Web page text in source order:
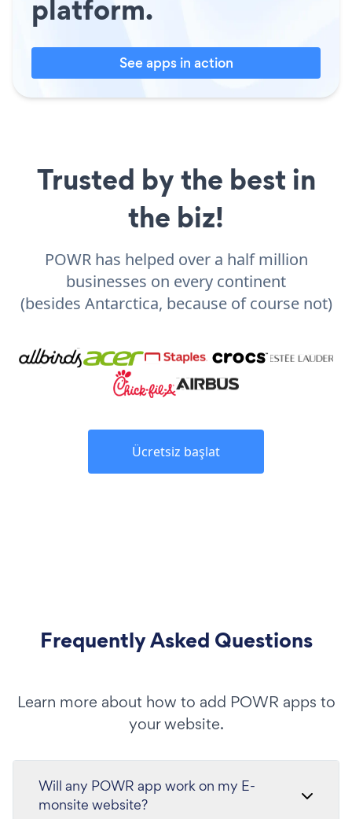
platform.
See apps in action
Trusted by the best in
the biz!
POWR has helped over a half million
businesses on every continent
(besides Antarctica, because of course not)
Ücretsiz başlat
Frequently Asked Questions
Learn more about how to add POWR apps to
your website.
Will any POWR app work on my E-
monsite website?